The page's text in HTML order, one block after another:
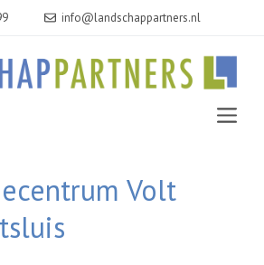
info@landschappartners.nl
Volt